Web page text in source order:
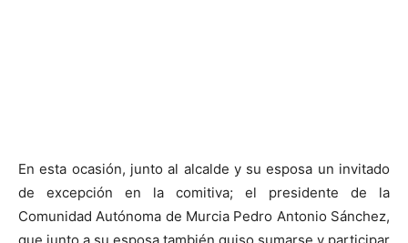
En esta ocasión, junto al alcalde y su esposa un invitado
de excepción en la comitiva; el presidente de la
Comunidad Autónoma de Murcia Pedro Antonio Sánchez,